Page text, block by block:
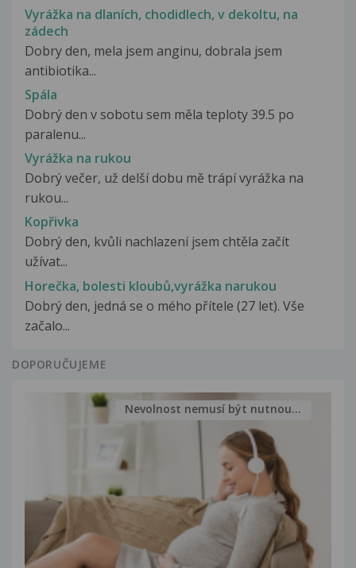
Vyrážka na dlaních, chodidlech, v dekoltu, na
zádech
Dobry den, mela jsem anginu, dobrala jsem
antibiotika...
Spála
Dobrý den v sobotu sem měla teploty 39.5 po
paralenu...
Vyrážka na rukou
Dobrý večer, už delší dobu mě trápí vyrážka na
rukou...
Kopřivka
Dobrý den, kvůli nachlazení jsem chtěla začít
užívat...
Horečka, bolesti kloubů,vyrážka narukou
Dobrý den, jedná se o mého přítele (27 let). Vše
začalo...
DOPORUČUJEME
Nevolnost nemusí být nutnou...